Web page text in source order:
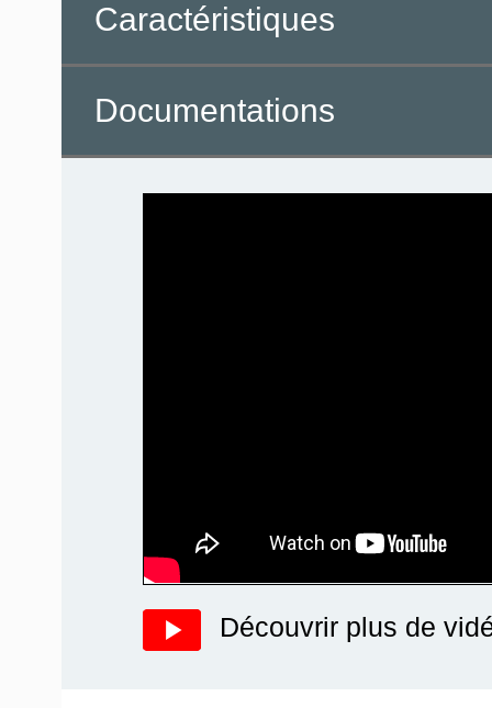
Caractéristiques
Documentations
Découvrir plus de